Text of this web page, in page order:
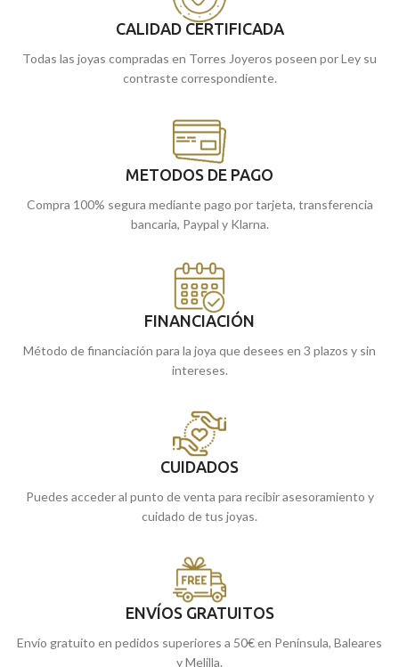
tiendas de Málaga, o si la compras
online, te la enviamos a casa.
Recógela
Málaga, ocómprala
llevamos a casa.
CALIDAD CERTIFICADA
Todas las joyas compradas en Torres Joyeros poseen por Ley su
contraste correspondiente.
METODOS DE PAGO
Compra 100% segura mediante pago por tarjeta, transferencia
bancaria, Paypal y Klarna.
FINANCIACIÓN
Método de financiación para la joya que desees en 3 plazos y sin
intereses.
CUIDADOS
Puedes acceder al punto de venta para recibir asesoramiento y
cuidado de tus joyas.
ENVÍOS GRATUITOS
Envío gratuito en pedidos superiores a 50€ en Península, Baleares
y Melilla.